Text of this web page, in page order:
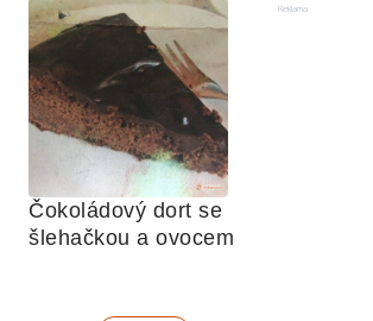
Čokoládový dort se
šlehačkou a ovocem
Reklama